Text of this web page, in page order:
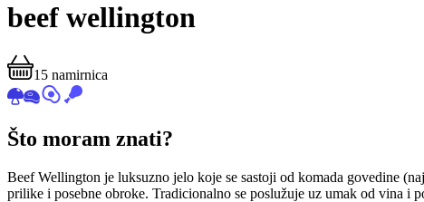
beef wellington
15 namirnica
Što moram znati?
Beef Wellington je luksuzno jelo koje se sastoji od komada govedine
prilike i posebne obroke. Tradicionalno se poslužuje uz umak od vina i